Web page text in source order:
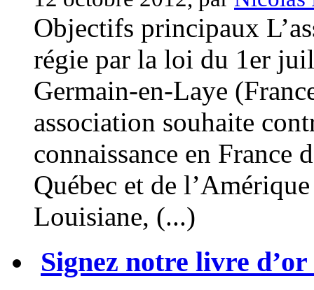
Objectifs principaux
régie par la loi du 1er
Germain-en-Laye
association souhaite
connaissance en France
Québec et de
Louisiane, (...)
Signez notre livre